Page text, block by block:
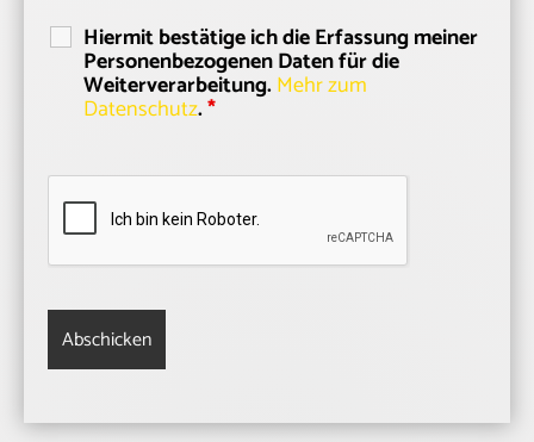
Hiermit bestätige ich die Erfassung meiner
Personenbezogenen Daten für die
Weiterverarbeitung.Mehr zum
Datenschutz.*